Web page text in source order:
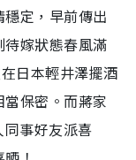
定，早前傳出
嫁狀態春風滿
日本輕井澤擺酒
保密。而蔣家
事好友派喜